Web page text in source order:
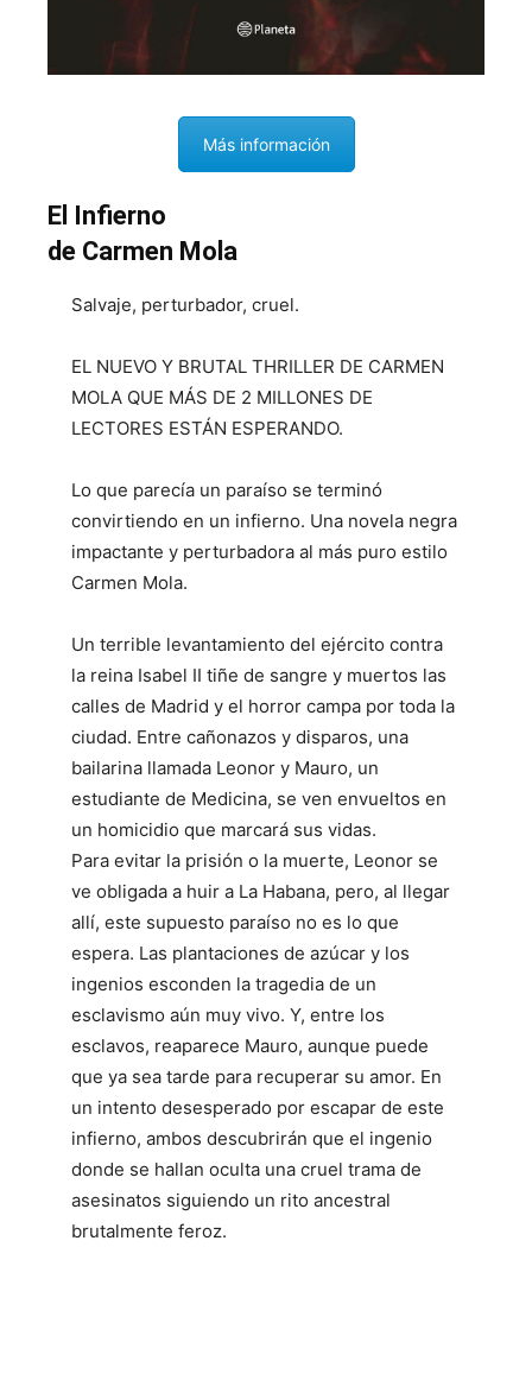
Más información
El Infierno
de Carmen Mola
Salvaje, perturbador, cruel.
EL NUEVO Y BRUTAL THRILLER DE CARMEN
MOLA QUE MÁS DE 2 MILLONES DE
LECTORES ESTÁN ESPERANDO.
Lo que parecía un paraíso se terminó
convirtiendo en un infierno. Una novela negra
impactante y perturbadora al más puro estilo
Carmen Mola.
Un terrible levantamiento del ejército contra
la reina Isabel II tiñe de sangre y muertos las
calles de Madrid y el horror campa por toda la
ciudad. Entre cañonazos y disparos, una
bailarina llamada Leonor y Mauro, un
estudiante de Medicina, se ven envueltos en
un homicidio que marcará sus vidas.
Para evitar la prisión o la muerte, Leonor se
ve obligada a huir a La Habana, pero, al llegar
allí, este supuesto paraíso no es lo que
espera. Las plantaciones de azúcar y los
ingenios esconden la tragedia de un
esclavismo aún muy vivo. Y, entre los
esclavos, reaparece Mauro, aunque puede
que ya sea tarde para recuperar su amor. En
un intento desesperado por escapar de este
infierno, ambos descubrirán que el ingenio
donde se hallan oculta una cruel trama de
asesinatos siguiendo un rito ancestral
brutalmente feroz.